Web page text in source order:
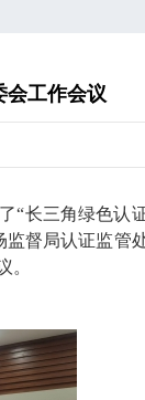
会工作会议
“长三角绿色认
督局认证监管
。